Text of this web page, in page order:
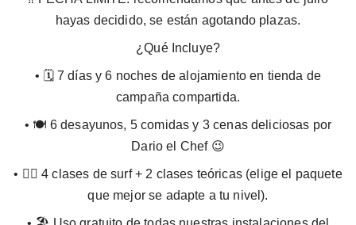
hayas decidido, se están agotando plazas.
⁠¿Qué Incluye?
•⁠ ⁠🗓️ 7 días y 6 noches de alojamiento en tienda de
campaña compartida.
•⁠ ⁠🍽️ 6 desayunos, 5 comidas y 3 cenas deliciosas por
Dario el Chef 😉
•⁠ ⁠🏄‍♀️ 4 clases de surf + 2 clases teóricas (elige el paquete
que mejor se adapte a tu nivel).